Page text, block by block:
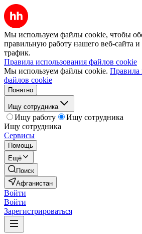
Мы используем файлы cookie, чтобы
правильную работу нашего веб-сайта и
трафик.
Правила использования файлов cookie
Мы используем файлы cookie. Правила
файлов cookie
Понятно
Ищу сотрудника
Ищу работу
Ищу сотрудника
Ищу сотрудника
Сервисы
Помощь
Ещё
Поиск
Афганистан
Войти
Войти
Зарегистрироваться